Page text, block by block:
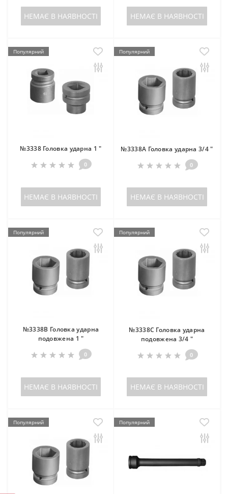
НЕМАЄ В НАЯВНОСТІ НЕМАЄ В НАЯВНОСТІ
Популярний
№3338 Головка ударна 1 "
0
НЕМАЄ В НАЯВНОСТІ
Популярний
№3338A Головка ударна 3/4 "
0
НЕМАЄ В НАЯВНОСТІ
Популярний
№3338B Головка ударна
подовжена 1 "
0
НЕМАЄ В НАЯВНОСТІ
Популярний
№3338C Головка ударна
подовжена 3/4 "
0
НЕМАЄ В НАЯВНОСТІ
Популярний Популярний